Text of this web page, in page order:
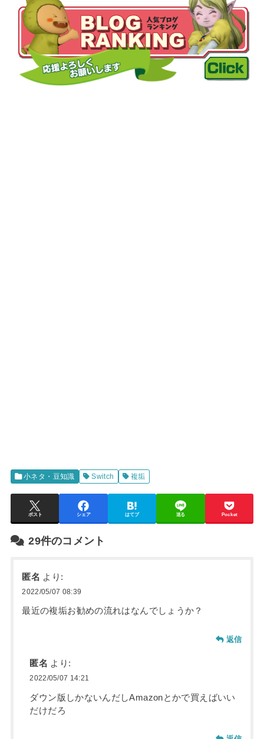
小ネタ・豆知識 Switch 複垢
ポスト シェア はてブ 送る Pocket
29件のコメント
匿名 より:
2022/05/07 08:39
最近の複垢お勧めの流れはなんでしょうか？
返信
匿名 より:
2022/05/07 14:21
ダウン版しかないんだしAmazonとかで買えばいい
だけだろ